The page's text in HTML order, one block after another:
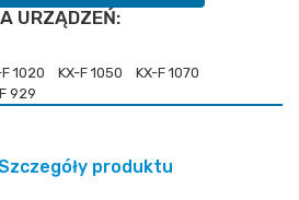
URZĄDZEŃ:
F 1020 KX-F 1050
KX-F 1070
929
produktu